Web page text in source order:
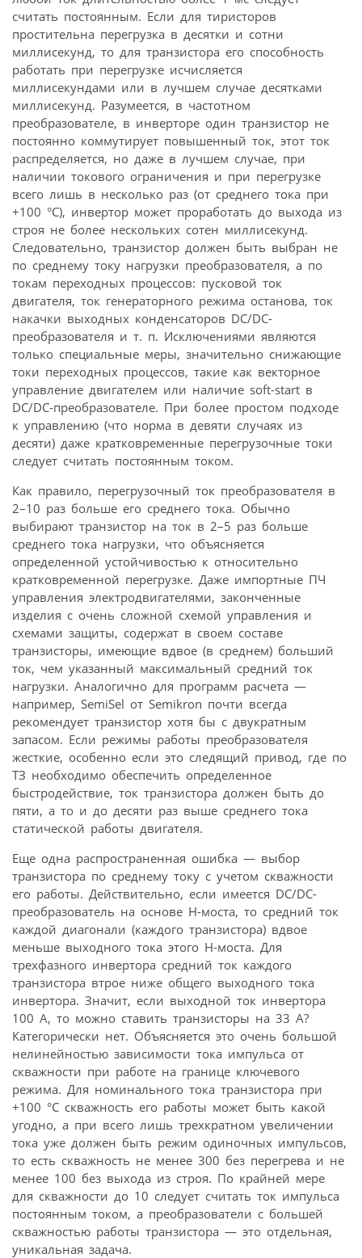
считать постоянным. Если для тиристоров
простительна перегрузка в десятки и сотни
миллисекунд, то для транзистора его способность
работать при перегрузке исчисляется
миллисекундами или в лучшем случае десятками
миллисекунд. Разумеется, в частотном
преобразователе, в инверторе один транзистор не
постоянно коммутирует повышенный ток, этот ток
распределяется, но даже в лучшем случае, при
наличии токового ограничения и при перегрузке
всего лишь в несколько раз (от среднего тока при
+100 °С), инвертор может проработать до выхода из
строя не более нескольких сотен миллисекунд.
Следовательно, транзистор должен быть выбран не
по среднему току нагрузки преобразователя, а по
токам переходных процессов: пусковой ток
двигателя, ток генераторного режима останова, ток
накачки выходных конденсаторов DC/DC-
преобразователя и т. п. Исключениями являются
только специальные меры, значительно снижающие
токи переходных процессов, такие как векторное
управление двигателем или наличие soft-start в
DC/DC-преобразователе. При более простом подходе
к управлению (что норма в девяти случаях из
десяти) даже кратковременные перегрузочные токи
следует считать постоянным током.
Как правило, перегрузочный ток преобразователя в
2–10 раз больше его среднего тока. Обычно
выбирают транзистор на ток в 2–5 раз больше
среднего тока нагрузки, что объясняется
определенной устойчивостью к относительно
кратковременной перегрузке. Даже импортные ПЧ
управления электродвигателями, законченные
изделия с очень сложной схемой управления и
схемами защиты, содержат в своем составе
транзисторы, имеющие вдвое (в среднем) больший
ток, чем указанный максимальный средний ток
нагрузки. Аналогично для программ расчета —
например, SemiSel от Semikron почти всегда
рекомендует транзистор хотя бы с двукратным
запасом. Если режимы работы преобразователя
жесткие, особенно если это следящий привод, где по
ТЗ необходимо обеспечить определенное
быстродействие, ток транзистора должен быть до
пяти, а то и до десяти раз выше среднего тока
статической работы двигателя.
Еще одна распространенная ошибка — выбор
транзистора по среднему току с учетом скважности
его работы. Действительно, если имеется DC/DC-
преобразователь на основе Н-моста, то средний ток
каждой диагонали (каждого транзистора) вдвое
меньше выходного тока этого Н-моста. Для
трехфазного инвертора средний ток каждого
транзистора втрое ниже общего выходного тока
инвертора. Значит, если выходной ток инвертора
100 А, то можно ставить транзисторы на 33 А?
Категорически нет. Объясняется это очень большой
нелинейностью зависимости тока импульса от
скважности при работе на границе ключевого
режима. Для номинального тока транзистора при
+100 °С скважность его работы может быть какой
угодно, а при всего лишь трехкратном увеличении
тока уже должен быть режим одиночных импульсов,
то есть скважность не менее 300 без перегрева и не
менее 100 без выхода из строя. По крайней мере
для скважности до 10 следует считать ток импульса
постоянным током, а преобразователи с большей
скважностью работы транзистора — это отдельная,
уникальная задача.